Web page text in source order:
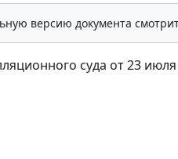
версию документа
суда от 23